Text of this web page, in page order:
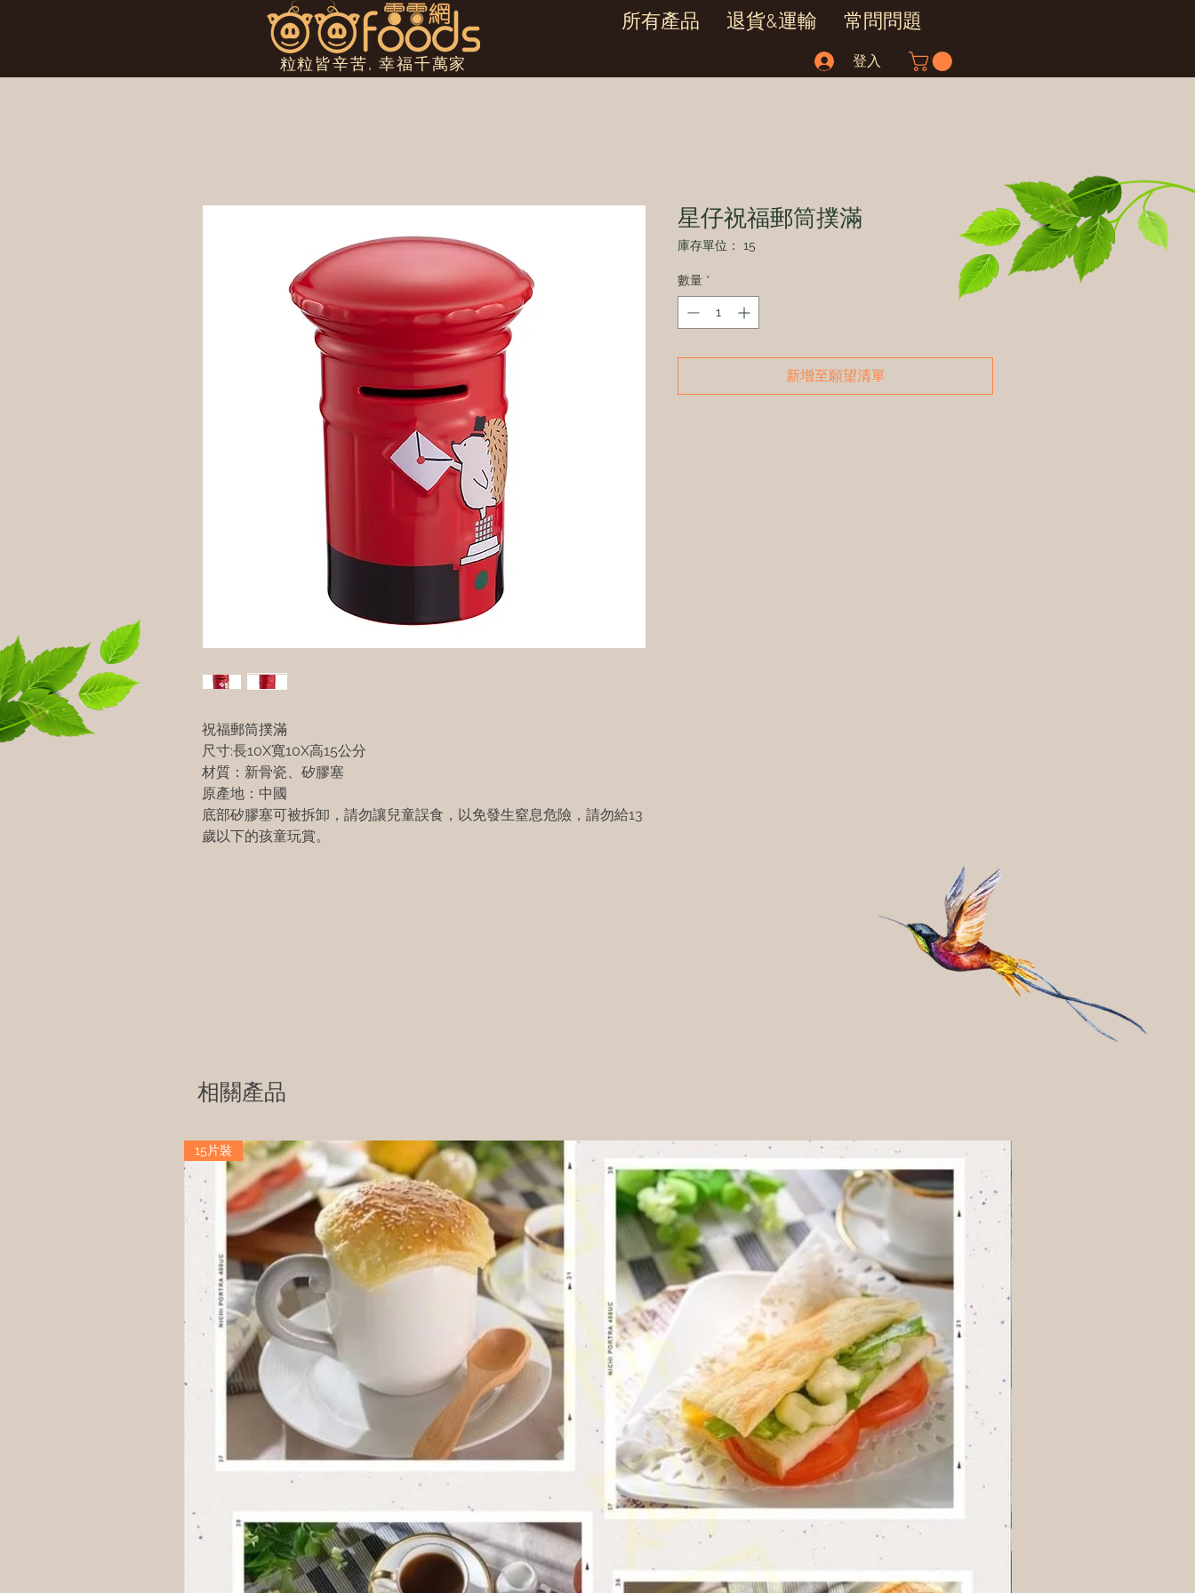
粒粒皆辛苦, 幸福千萬家
所有產品 退貨&運輸 常問問題
登入
祝福郵筒撲滿
尺寸:長10X寬10X高15公分
材質：新骨瓷、矽膠塞
原產地：中國
底部矽膠塞可被拆卸，請勿讓兒童誤食，以免發生窒息危險，請勿給13
歲以下的孩童玩賞。
星仔祝福郵筒撲滿
庫存單位： 15
數量 *
新增至願望清單
相關產品
15片裝